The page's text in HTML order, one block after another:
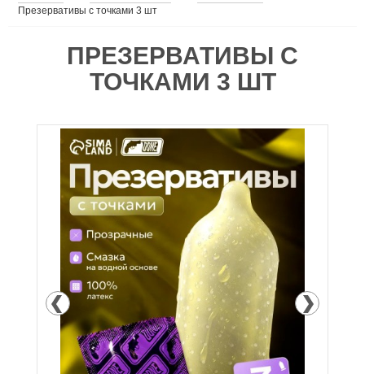
Презервативы с точками 3 шт
ПРЕЗЕРВАТИВЫ С
ТОЧКАМИ 3 ШТ